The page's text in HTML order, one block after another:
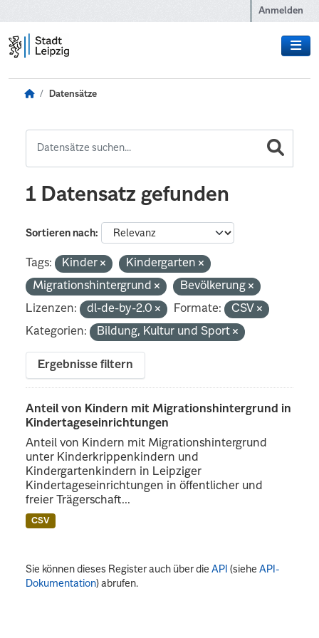
Anmelden
Datensätze
1 Datensatz gefunden
Sortieren nach
Tags: Kinder
Kindergarten
Migrationshintergrund
Bevölkerung
Lizenzen:
dl-de-by-2.0 Formate:
CSV
Kategorien:
Bildung, Kultur und Sport
Ergebnisse filtern
Anteil von Kindern mit Migrationshintergrund in
Kindertageseinrichtungen
Anteil von Kindern mit Migrationshintergrund
unter Kinderkrippenkindern und
Kindergartenkindern in Leipziger
Kindertageseinrichtungen in öffentlicher und
freier Trägerschaft...
CSV
Sie können dieses Register auch über dieAPI (sieheAPI-
Dokumentation) abrufen.